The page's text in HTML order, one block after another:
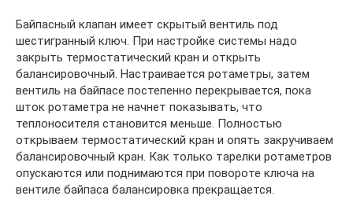
Байпасный клапан имеет скрытый вентиль под
шестигранный ключ. При настройке системы надо
закрыть термостатический кран и открыть
балансировочный. Настраивается ротаметры, затем
вентиль на байпасе постепенно перекрывается, пока
шток ротаметра не начнет показывать, что
теплоносителя становится меньше. Полностью
открываем термостатический кран и опять закручиваем
балансировочный кран. Как только тарелки ротаметров
опускаются или поднимаются при повороте ключа на
вентиле байпаса балансировка прекращается.